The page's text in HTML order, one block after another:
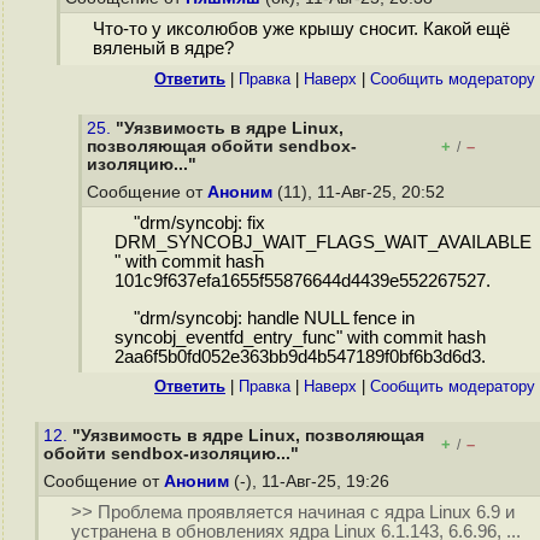
Что-то у иксолюбов уже крышу сносит. Какой ещё
вяленый в ядре?
Ответить Правка| Наверх Cообщить модератору
25. "Уязвимость в ядре Linux,
позволяющая обойти sendbox-
изоляцию..."
+ / –
Сообщение от Аноним (11), 11-Авг-25, 20:52
"drm/syncobj: fix
DRM_SYNCOBJ_WAIT_FLAGS_WAIT_AVAILABLE
" with commit hash
101c9f637efa1655f55876644d4439e552267527.
"drm/syncobj: handle NULL fence in
syncobj_eventfd_entry_func" with commit hash
2aa6f5b0fd052e363bb9d4b547189f0bf6b3d6d3.
Ответить Правка| Наверх Cообщить модератору
12. "Уязвимость в ядре Linux, позволяющая
обойти sendbox-изоляцию..."
+ / –
Сообщение от Аноним (-), 11-Авг-25, 19:26
>> Проблема проявляется начиная с ядра Linux 6.9 и
устранена в обновлениях ядра Linux 6.1.143, 6.6.96, ...